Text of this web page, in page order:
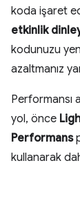
koda işaret
etkinlik
kodunuzu
azaltmanız
Performansı
yol, önce
Performans
kullanarak